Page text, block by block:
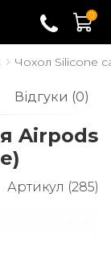
0
Чохол Silicone
Відгуки (0)
Airpods
Артикул (285)